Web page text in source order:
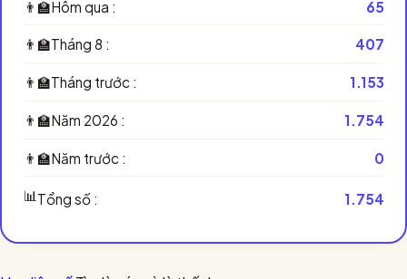
👨‍🏫Hôm qua : 65
👨‍🏫Tháng 8 : 407
👨‍🏫Tháng trước : 1.153
👨‍🏫Năm 2026 : 1.754
👨‍🏫Năm trước : 0
📊 Tổng số : 1.754